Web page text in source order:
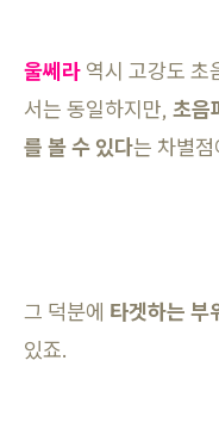
울쎄라 역시 고강도 초
서는 동일하지만, 초음
를 볼 수 있다는 차별
그 덕분에 타겟하는 부
있죠.